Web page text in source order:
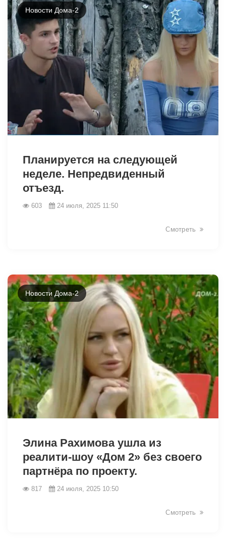
Новости Дома-2
Планируется на следующей
неделе. Непредвиденный
отъезд.
603 24 июля, 2025 11:50
Смотреть
Новости Дома-2
Элина Рахимова ушла из
реалити-шоу «Дом 2» без своего
партнёра по проекту.
817 24 июля, 2025 10:50
Смотреть